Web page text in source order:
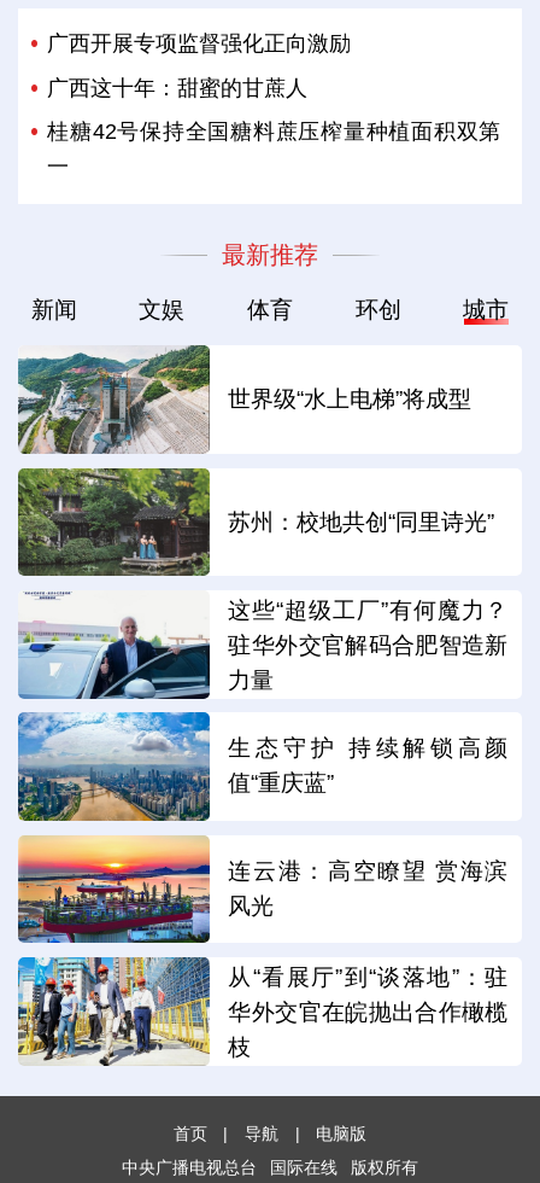
广西开展专项监督强化正向激励
广西这十年：甜蜜的甘蔗人
桂糖42号保持全国糖料蔗压榨量种植面积双第
一
最新推荐
新闻 文娱 体育 环创 城市
世界级“水上电梯”将成型
苏州：校地共创“同里诗光”
这些“超级工厂”有何魔力？
驻华外交官解码合肥智造新
力量
生态守护 持续解锁高颜
值“重庆蓝”
连云港：高空瞭望 赏海滨
风光
从“看展厅”到“谈落地”：驻
华外交官在皖抛出合作橄榄
枝
首页 | 导航 |
电脑版
中央广播电视总台
国际在线 版权所有